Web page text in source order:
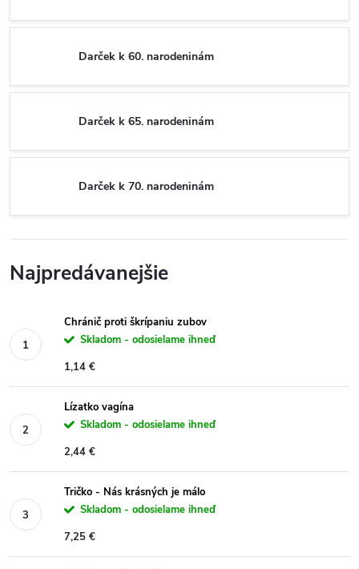
Darček k 60. narodeninám
Darček k 65. narodeninám
Darček k 70. narodeninám
Najpredávanejšie
Chránič proti škrípaniu zubov
Skladom - odosielame ihneď
1,14 €
Lízatko vagína
Skladom - odosielame ihneď
2,44 €
Tričko - Nás krásných je málo
Skladom - odosielame ihneď
7,25 €